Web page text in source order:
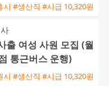
시 #생산직 #시급 10,320원
출 여성 사원 모집 (월
통근버스 운행)
시 #생산직 #시급 10,320원